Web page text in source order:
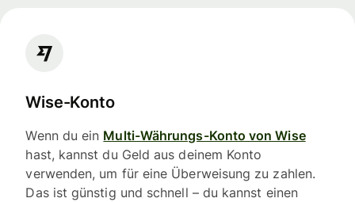
Wise-Konto
Wenn du ein Multi-Währungs-Konto von Wise
hast, kannst du Geld aus deinem Konto
verwenden, um für eine Überweisung zu zahlen.
Das ist günstig und schnell – du kannst einen